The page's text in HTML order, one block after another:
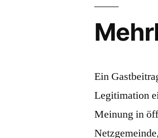
Ein
Legitimation
Meinung in